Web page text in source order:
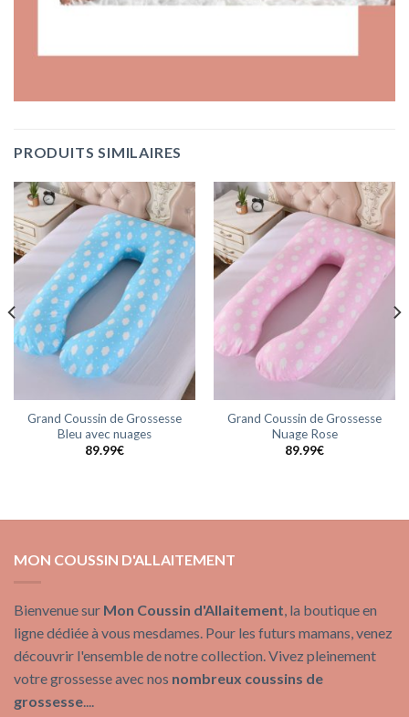
PRODUITS SIMILAIRES
Grand Coussin de Grossesse
Bleu avec nuages
89.99€
Grand Coussin de Grossesse
Nuage Rose
89.99€
MON COUSSIN D'ALLAITEMENT
Bienvenue sur Mon Coussin d'Allaitement, la boutique en
ligne dédiée à vous mesdames. Pour les futurs mamans, venez
découvrir l'ensemble de notre collection. Vivez pleinement
votre grossesse avec nos nombreux coussins de
grossesse....